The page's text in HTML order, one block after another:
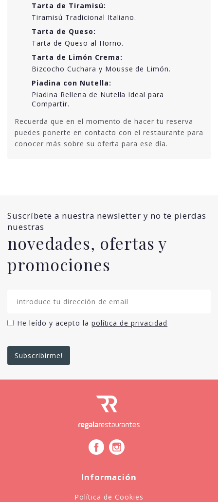
Tarta de Tiramisú:
Tiramisú Tradicional Italiano.
Tarta de Queso:
Tarta de Queso al Horno.
Tarta de Limón Crema:
Bizcocho Cuchara y Mousse de Limón.
Piadina con Nutella:
Piadina Rellena de Nutella Ideal para
Compartir.
Recuerda que en el momento de hacer tu reserva
puedes ponerte en contacto con el restaurante para
conocer más sobre su oferta para ese día.
Suscríbete a nuestra newsletter y no te pierdas
nuestras
novedades, ofertas y
promociones
He leído y acepto la política de privacidad
Información
Política de Cookies